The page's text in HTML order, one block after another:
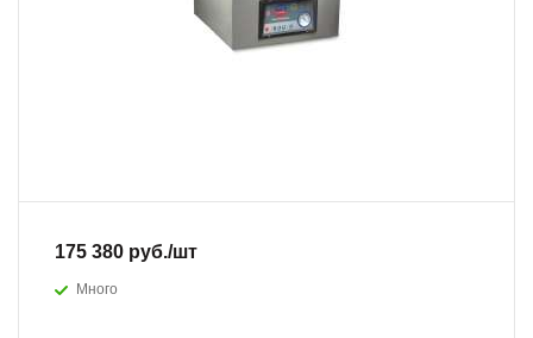
175 380 руб./шт
Много